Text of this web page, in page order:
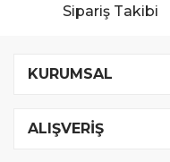
Sipariş Takibi
KURUMSAL
ALIŞVERİŞ